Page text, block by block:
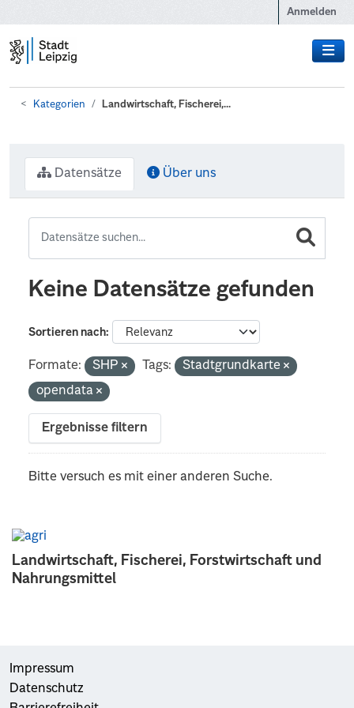
Anmelden
Kategorien Landwirtschaft, Fischerei,...
Landwirtschaft, Fischerei, Forstwirtschaft und
Nahrungsmittel
Datensätze Über uns
Keine Datensätze gefunden
Sortieren nach
Formate: SHP Tags:
Stadtgrundkarte
opendata
Ergebnisse filtern
Bitte versuch es mit einer anderen Suche.
Impressum
Datenschutz